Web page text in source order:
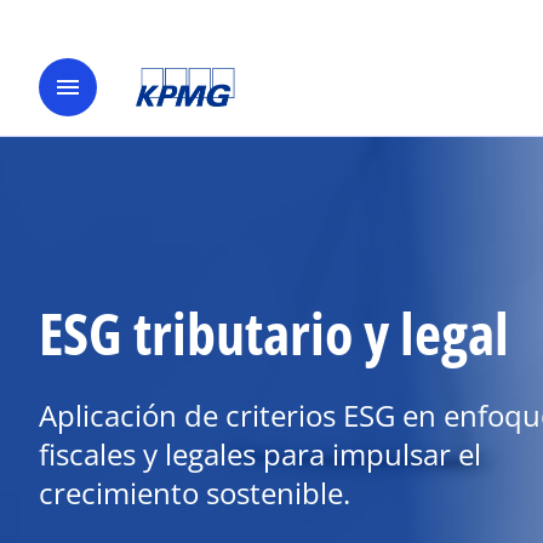
menu
ESG tributario y legal
Aplicación de criterios ESG en
fiscales y legales para impulsar el
crecimiento sostenible.